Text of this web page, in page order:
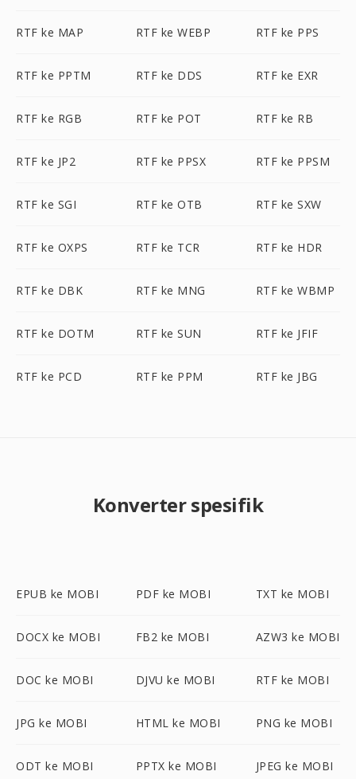
RTF ke MAP RTF ke WEBP RTF ke PPS
RTF ke PPTM RTF ke DDS RTF ke EXR
RTF ke RGB RTF ke POT RTF ke RB
RTF ke JP2 RTF ke PPSX RTF ke PPSM
RTF ke SGI RTF ke OTB RTF ke SXW
RTF ke OXPS RTF ke TCR RTF ke HDR
RTF ke DBK RTF ke MNG RTF ke WBMP
RTF ke DOTM RTF ke SUN RTF ke JFIF
RTF ke PCD RTF ke PPM RTF ke JBG
Konverter spesifik
EPUB ke MOBI PDF ke MOBI TXT ke MOBI
DOCX ke MOBI FB2 ke MOBI AZW3 ke MOBI
DOC ke MOBI DJVU ke MOBI RTF ke MOBI
JPG ke MOBI HTML ke MOBI PNG ke MOBI
ODT ke MOBI PPTX ke MOBI JPEG ke MOBI